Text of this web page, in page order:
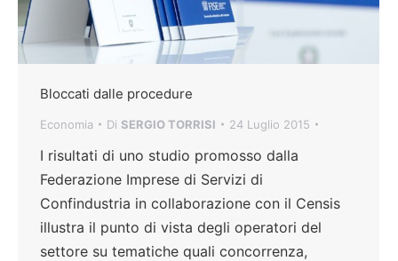
Bloccati dalle procedure
Economia Di SERGIO TORRISI 24 Luglio 2015
I risultati di uno studio promosso dalla
Federazione Imprese di Servizi di
Confindustria in collaborazione con il Censis
illustra il punto di vista degli operatori del
settore su tematiche quali concorrenza,